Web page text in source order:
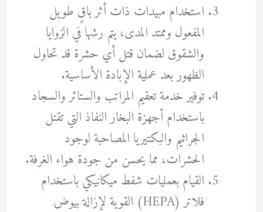
استخدام مبيدات ذات أثر باقٍ طويل
المفعول وممتد المدى، يتم رشها في الزوايا
والشقوق لضمان قتل أي حشرة قد تحاول
الظهور بعد عملية الإبادة الأساسية.
توفير خدمة تعقيم المراتب والستائر والسجاد
باستخدام أجهزة البخار النفاذ التي تقتل
الجراثيم والبكتيريا المصاحبة لوجود
الحشرات، مما يحسن من جودة هواء الغرفة.
القيام بعمليات شفط ميكانيكي باستخدام
فلاتر (HEPA) القوية لإزالة بيوض